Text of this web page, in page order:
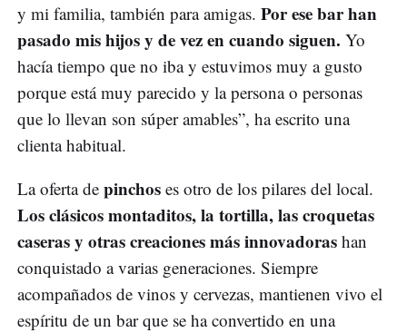
y mi familia, también para amigas. Por ese bar han
pasado mis hijos y de vez en cuando siguen. Yo
hacía tiempo que no iba y estuvimos muy a gusto
porque está muy parecido y la persona o personas
que lo llevan son súper amables”, ha escrito una
clienta habitual.
La oferta de pinchos es otro de los pilares del local.
Los clásicos montaditos, la tortilla, las croquetas
caseras y otras creaciones más innovadoras han
conquistado a varias generaciones. Siempre
acompañados de vinos y cervezas, mantienen vivo el
espíritu de un bar que se ha convertido en una